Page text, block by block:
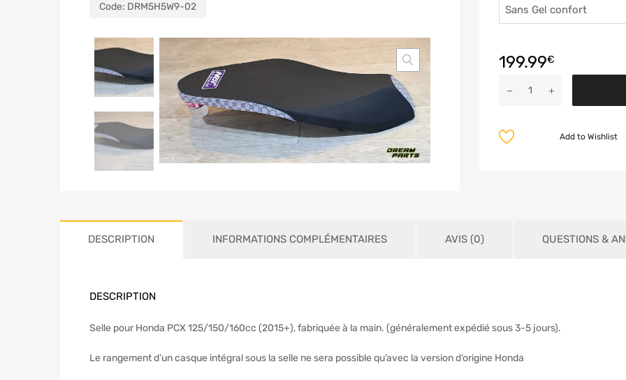
Code: DRM5H5W9-02
199.99€
Add to Wishlist
DESCRIPTION INFORMATIONS COMPLÉMENTAIRES AVIS (0) QUESTIONS &
DESCRIPTION
Selle pour Honda PCX 125/150/160cc (2015+), fabriquée à la main. (généralement expédié sous 3-5 jours).
Le rangement d’un casque intégral sous la selle ne sera possible qu’avec la version d’origine Honda